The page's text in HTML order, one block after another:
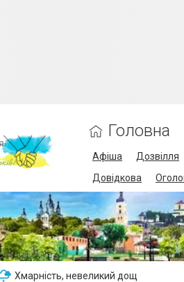
Головна
Афіша Дозвілля
Довідкова
Хмарність, невеликий дощ